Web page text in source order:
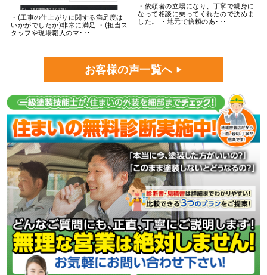
・(工事の仕上がりに関する満足度は
いかがでしたか)非常に満足 ・(担当ス
タッフや現場職人のマ･･･
・依頼者の立場になり、丁寧で親身に
なって相談に乗ってくれたので決めま
した。 ・地元で信頼のあ･･･
お客様の声一覧へ